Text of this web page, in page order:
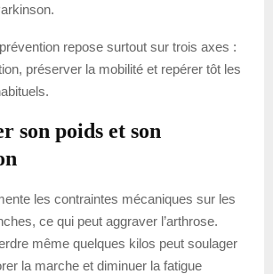
repose surtout sur trois axes :
préserver la mobilité et repérer tôt les
son poids et son
les contraintes mécaniques sur les
ce qui peut aggraver l’arthrose.
même quelques kilos peut soulager
la marche et diminuer la fatigue